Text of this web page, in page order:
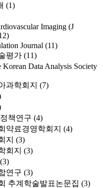
(1)
Imaging (J
Journal (11)
평가 (11)
Korean Data Analysis Society
과학회지 (7)
책연구 (4)
약료경영학회지 (4)
지 (3)
회지 (3)
(3)
연구 (3)
추계학술발표논문집 (3)